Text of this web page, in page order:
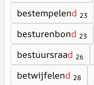
bestempelend 23
besturenbond 23
bestuursraad 26
betwijfelend 28